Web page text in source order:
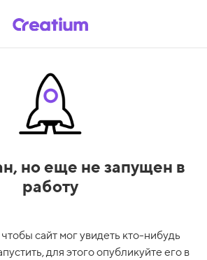
но еще не запущен в
работу
сайт мог увидеть кто-нибудь
для этого опубликуйте его в